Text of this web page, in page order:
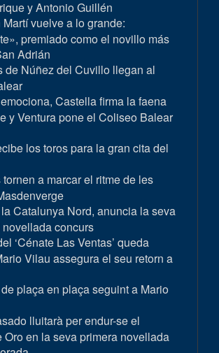
y Antonio Guillén
vuelve a lo grande:
premiado como el novillo más
Adrián
de Núñez del Cuvillo llegan al
Castella firma la faena
y Ventura pone el Coliseo Balear
los toros para la gran cita del
a marcar el ritme de les
Catalunya Nord, anuncia la seva
concurs
‘Cénate Las Ventas’ queda
Vilau assegura el seu retorn a
plaça en plaça seguint a Mario
lluitarà per endur-se el
Oro en la seva primera novellada